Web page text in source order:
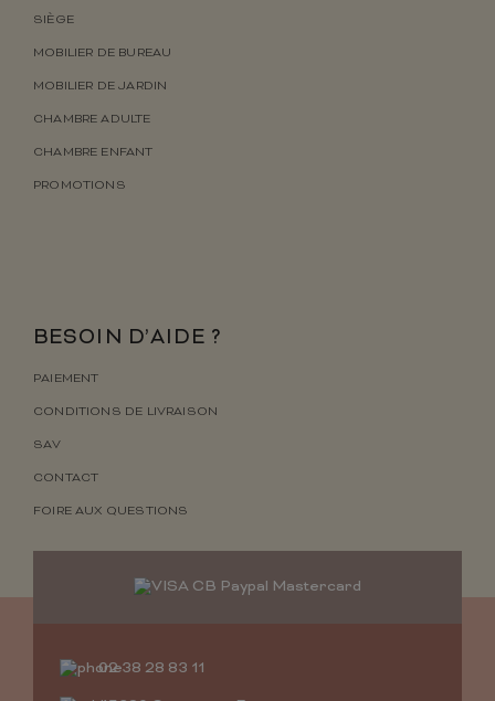
SIÈGE
MOBILIER DE BUREAU
MOBILIER DE JARDIN
CHAMBRE ADULTE
CHAMBRE ENFANT
PROMOTIONS
BESOIN D’AIDE ?
PAIEMENT
CONDITIONS DE LIVRAISON
SAV
CONTACT
FOIRE AUX QUESTIONS
02 38 28 83 11